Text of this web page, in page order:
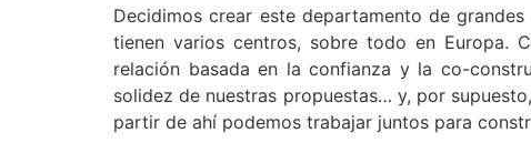
Decidimos crear este departamento de
tienen varios centros, sobre todo en Europa.
relación basada en la confianza y la co-
solidez de nuestras propuestas… y, por
partir de ahí podemos trabajar juntos para